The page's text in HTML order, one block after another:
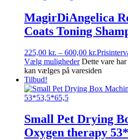
MagirDiAngelica
Coats Toning
225,00 kr. – 600,00 kr.
Vælg muligheder Dette vare
kan vælges på varesiden
Tilbud!
Small Pet Drying
Oxygen therapy